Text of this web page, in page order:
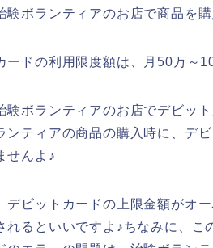
験ボランティアのお店で商品を
ードの利用限度額は、月50万～
験ボランティアのお店でデビッ
ンティアの商品の購入時に、デ
せんよ♪
デビットカードの上限金額がオ
れるといいですよ♪ちなみに、